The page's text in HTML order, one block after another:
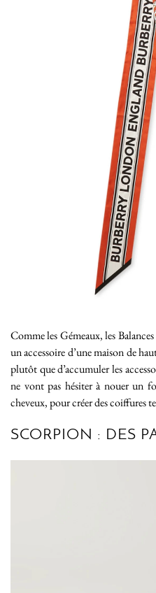
Comme les Gémeaux, les
un accessoire d’une maison de
plutôt que d’accumuler les
ne vont pas hésiter à nouer un
cheveux, pour créer des coiffures
SCORPION : DES